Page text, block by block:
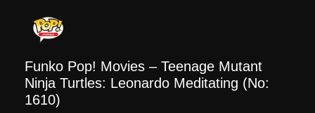
Funko Pop! Movies – Teenage Mutant
Ninja Turtles: Leonardo Meditating (No:
1610)